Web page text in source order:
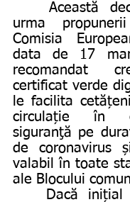
urma
Comisia
data de 17
recomandat
certificat verde
le facilita
circulație în
siguranţă pe
de coronavirus
valabil în toate
ale Blocului